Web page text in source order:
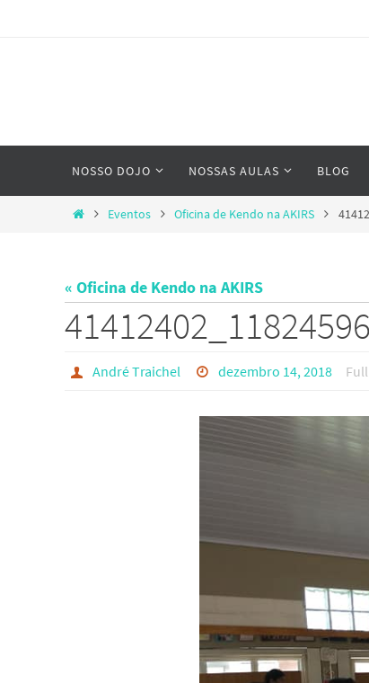
content
NOSSO DOJO NOSSAS AULAS BLOG
HomeEventos Oficina de Kendo na AKIRS
« Oficina de Kendo na AKIRS
André Traichel dezembro 14, 2018